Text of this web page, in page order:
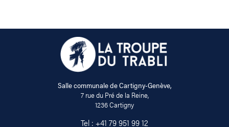
Salle communale de Cartigny-Genève,
7 rue du Pré de la Reine,
1236 Cartigny
Tel : +41 79 951 99 12